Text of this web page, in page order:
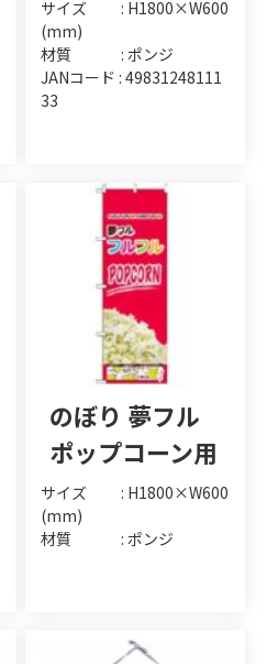
サイズ : H1800×W600
(mm)
材質 : ポンジ
JANコード : 49831248111
33
のぼり 夢フル
ポップコーン用
サイズ : H1800×W600
(mm)
材質 : ポンジ